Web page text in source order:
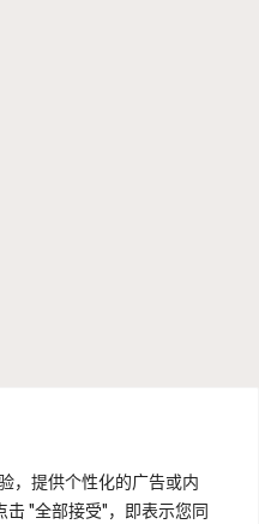
，提供个性化的广告或内
"全部接受"，即表示您同